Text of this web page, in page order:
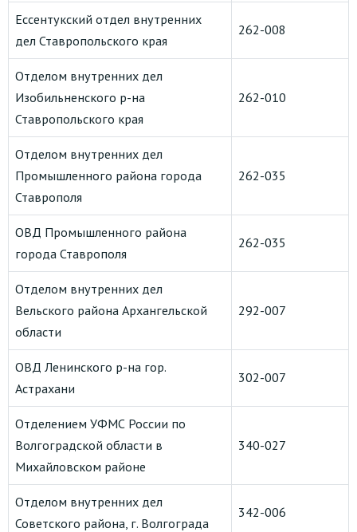
Ессентукский отдел внутренних
дел Ставропольского края
262-008
Отделом внутренних дел
Изобильненского р-на
Ставропольского края
262-010
Отделом внутренних дел
Промышленного района города
Ставрополя
262-035
ОВД Промышленного района
города Ставрополя
262-035
Отделом внутренних дел
Вельского района Архангельской
области
292-007
ОВД Ленинского р-на гор.
Астрахани
302-007
Отделением УФМС России по
Волгоградской области в
Михайловском районе
340-027
Отделом внутренних дел
Советского района, г. Волгограда
342-006